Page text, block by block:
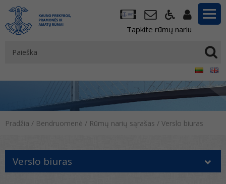
Tapkite rūmų nariu
Pradžia / Bendruomenė / Rūmų narių sąrašas / Verslo biuras
Verslo biuras